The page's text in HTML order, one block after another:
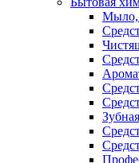
Мыло,